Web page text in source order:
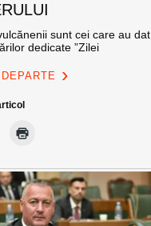
sunt cei care au dat
dedicate ”Zilei